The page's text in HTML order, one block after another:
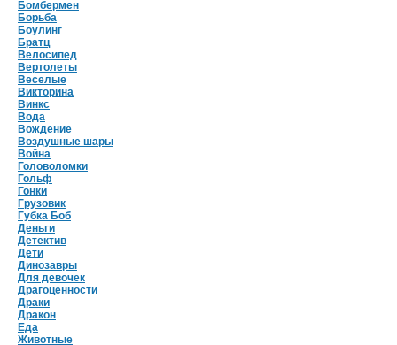
Бомбермен
Борьба
Боулинг
Братц
Велосипед
Вертолеты
Веселые
Викторина
Винкс
Вода
Вождение
Воздушные шары
Война
Головоломки
Гольф
Гонки
Грузовик
Губка Боб
Деньги
Детектив
Дети
Динозавры
Для девочек
Драгоценности
Драки
Дракон
Еда
Животные